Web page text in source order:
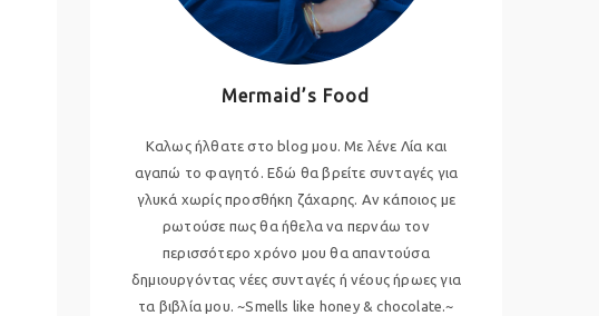
Mermaid’s Food
Καλως ήλθατε στο blog μου. Με λένε Λία και
αγαπώ το φαγητό. Εδώ θα βρείτε συνταγές για
γλυκά χωρίς προσθήκη ζάχαρης. Αν κάποιος με
ρωτούσε πως θα ήθελα να περνάω τον
περισσότερο χρόνο μου θα απαντούσα
δημιουργόντας νέες συνταγές ή νέους ήρωες για
τα βιβλία μου. ~Smells like honey & chocolate.~